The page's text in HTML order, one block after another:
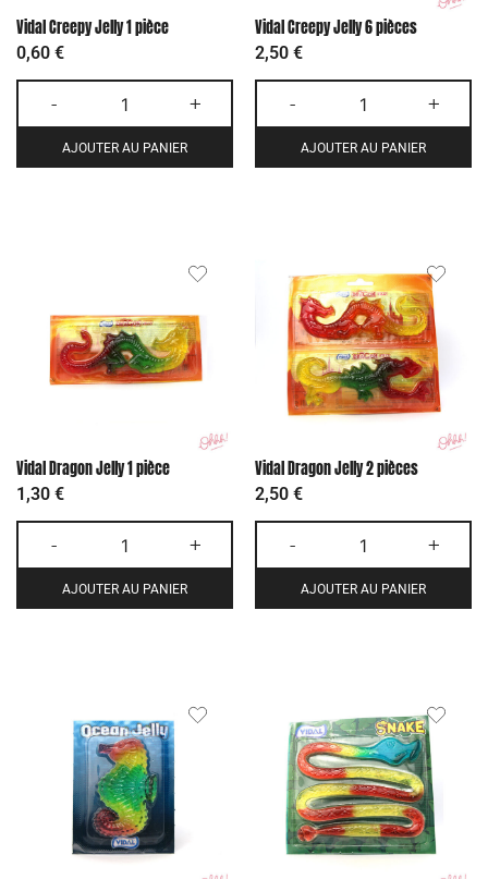
Vidal Creepy Jelly 1 pièce
0,60 €
- +
AJOUTER AU PANIER
Vidal Creepy Jelly 6 pièces
2,50 €
- +
AJOUTER AU PANIER
Vidal Dragon Jelly 1 pièce
1,30 €
- +
AJOUTER AU PANIER
Vidal Dragon Jelly 2 pièces
2,50 €
- +
AJOUTER AU PANIER